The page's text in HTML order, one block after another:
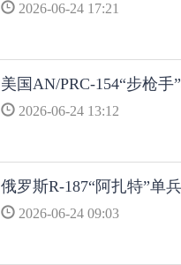
2026-06-24 17:21
美国AN/PRC-154“步枪手
2026-06-24 13:12
俄罗斯R-187“阿扎特”单
2026-06-24 09:03